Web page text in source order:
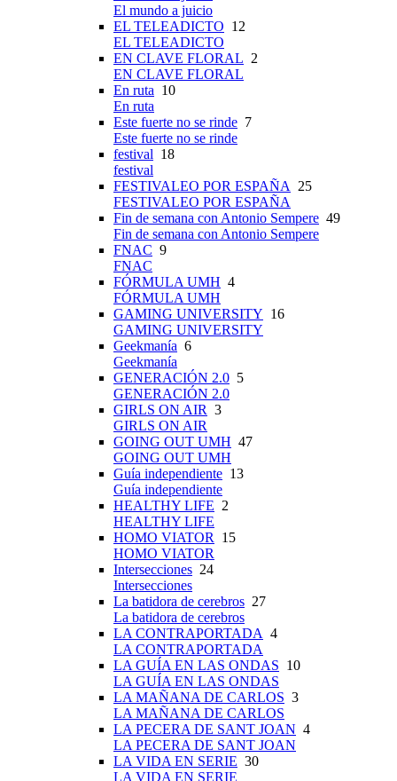
El mundo a juicio
EL TELEADICTO 12
EL TELEADICTO
EN CLAVE FLORAL 2
EN CLAVE FLORAL
En ruta 10
En ruta
Este fuerte no se rinde 7
Este fuerte no se rinde
festival 18
festival
FESTIVALEO POR ESPAÑA 25
FESTIVALEO POR ESPAÑA
Fin de semana con Antonio Sempere 49
Fin de semana con Antonio Sempere
FNAC 9
FNAC
FÓRMULA UMH 4
FÓRMULA UMH
GAMING UNIVERSITY 16
GAMING UNIVERSITY
Geekmanía 6
Geekmanía
GENERACIÓN 2.0 5
GENERACIÓN 2.0
GIRLS ON AIR 3
GIRLS ON AIR
GOING OUT UMH 47
GOING OUT UMH
Guía independiente 13
Guía independiente
HEALTHY LIFE 2
HEALTHY LIFE
HOMO VIATOR 15
HOMO VIATOR
Intersecciones 24
Intersecciones
La batidora de cerebros 27
La batidora de cerebros
LA CONTRAPORTADA 4
LA CONTRAPORTADA
LA GUÍA EN LAS ONDAS 10
LA GUÍA EN LAS ONDAS
LA MAÑANA DE CARLOS 3
LA MAÑANA DE CARLOS
LA PECERA DE SANT JOAN 4
LA PECERA DE SANT JOAN
LA VIDA EN SERIE 30
LA VIDA EN SERIE